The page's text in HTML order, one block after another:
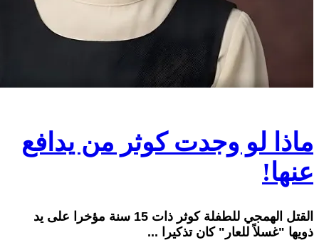
ماذا لو وجدت كوثر من يدافع
عنها!
القتل الهمجي للطفلة كوثر ذات 15 سنة مؤخرا على يد
ذويها "غسلاً للعار" كان تذكيرا ...